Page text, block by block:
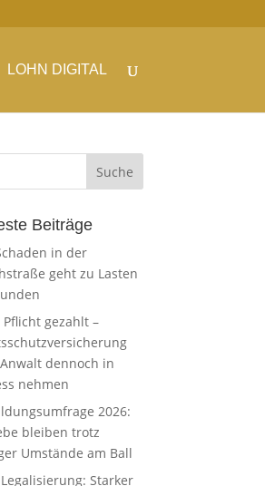
LOHN DIGITAL
Beiträge
in der
geht zu Lasten
Pflicht gezahlt –
dennoch in
nehmen
2026:
bleiben trotz
Umstände am Ball
Starker